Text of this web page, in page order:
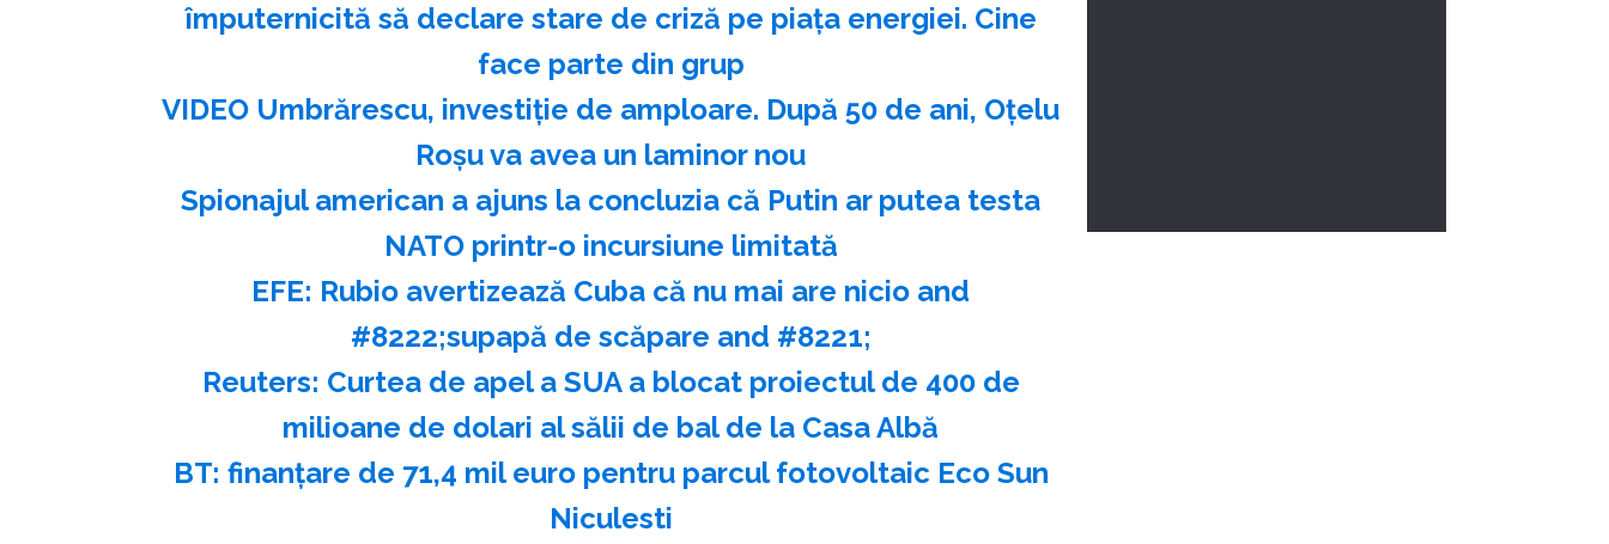
împuternicită să declare stare de criză pe piața energiei. Cine
face parte din grup
VIDEO Umbrărescu, investiție de amploare. După 50 de ani, Oțelu
Roșu va avea un laminor nou
Spionajul american a ajuns la concluzia că Putin ar putea testa
NATO printr-o incursiune limitată
EFE: Rubio avertizează Cuba că nu mai are nicio and
#8222;supapă de scăpare and #8221;
Reuters: Curtea de apel a SUA a blocat proiectul de 400 de
milioane de dolari al sălii de bal de la Casa Albă
BT: finanţare de 71,4 mil euro pentru parcul fotovoltaic Eco Sun
Niculesti